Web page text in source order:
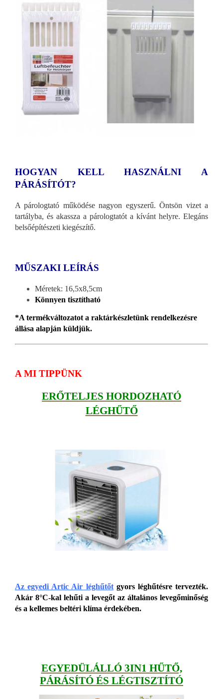
HOGYAN KELL HASZNÁLNI A
PÁRÁSÍTÓT?
A párologtató működése nagyon egyszerű. Öntsön vizet a
tartályba, és akassza a párologtatót a kívánt helyre. Elegáns
belsőépítészeti kiegészítő.
MŰSZAKI LEÍRÁS
Méretek: 16,5x8,5cm
Könnyen tisztítható
*A termékváltozatot a raktárkészletünk rendelkezésre
állása alapján küldjük.
A MI TIPPÜNK
ERŐTELJES HORDOZHATÓ
LÉGHŰTŐ
Az egyedi Artic Air léghűtőt gyors léghűtésre tervezték.
Akár 8°C-kal lehűti a levegőt az általános levegőminőség
és a kellemes beltéri klíma érdekében.
EGYEDÜLÁLLÓ 3IN1 HŰTŐ,
PÁRÁSÍTÓ ÉS LÉGTISZTÍTÓ